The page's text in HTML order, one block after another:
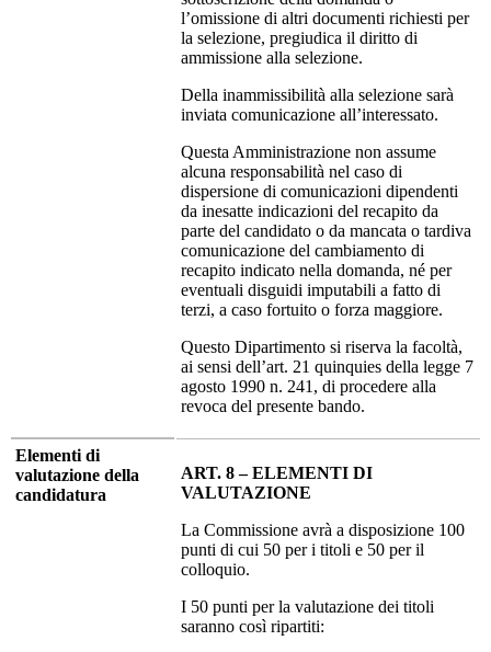
l’omissione di altri documenti richiesti per
la selezione, pregiudica il diritto di
ammissione alla selezione.
Della inammissibilità alla selezione sarà
inviata comunicazione all’interessato.
Questa Amministrazione non assume
alcuna responsabilità nel caso di
dispersione di comunicazioni dipendenti
da inesatte indicazioni del recapito da
parte del candidato o da mancata o tardiva
comunicazione del cambiamento di
recapito indicato nella domanda, né per
eventuali disguidi imputabili a fatto di
terzi, a caso fortuito o forza maggiore.
Questo Dipartimento si riserva la facoltà,
ai sensi dell’art. 21 quinquies della legge 7
agosto 1990 n. 241, di procedere alla
revoca del presente bando.
Elementi di
valutazione della
candidatura
ART. 8 – ELEMENTI DI
VALUTAZIONE
La Commissione avrà a disposizione 100
punti di cui 50 per i titoli e 50 per il
colloquio.
I 50 punti per la valutazione dei titoli
saranno così ripartiti: